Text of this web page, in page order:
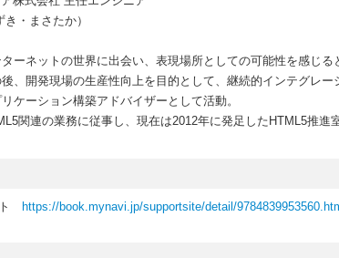
・まさたか）
ーネットの世界に出会い、表現場所としての可能性を感じ
、開発現場の生産性向上を目的として、継続的インテグレ
ケーション構築アドバイザーとして活動。
関連の業務に従事し、現在は2012年に発足したHTML5推進
ト https://book.mynavi.jp/supportsite/detail/